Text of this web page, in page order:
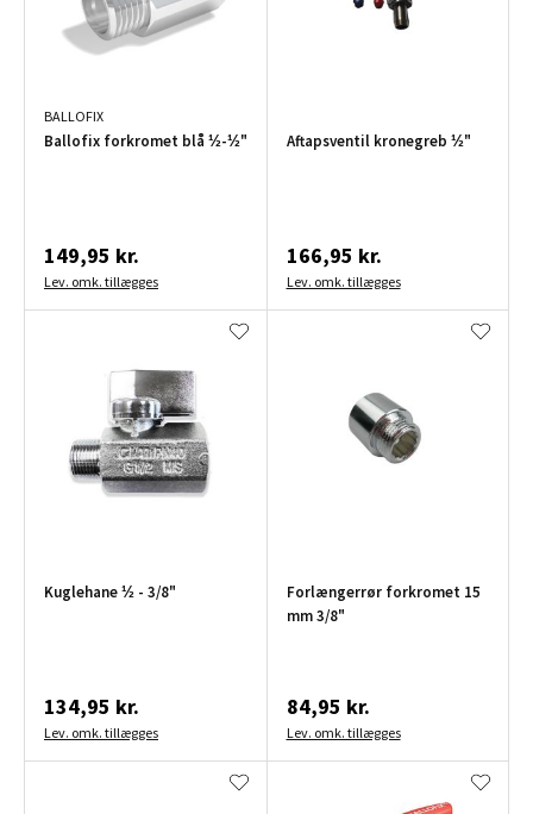
BALLOFIX
Ballofix forkromet blå ½-½"
149,95 kr.
Lev. omk. tillægges
Aftapsventil kronegreb ½"
166,95 kr.
Lev. omk. tillægges
Kuglehane ½ - 3/8"
134,95 kr.
Lev. omk. tillægges
Forlængerrør forkromet 15
mm 3/8"
84,95 kr.
Lev. omk. tillægges